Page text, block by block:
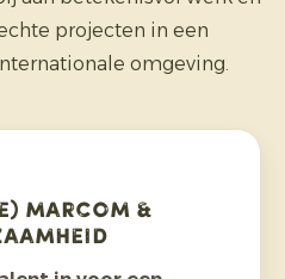
projecten in een
omgeving.
Marcom &